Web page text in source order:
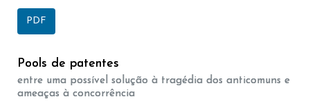
PDF
Pools de patentes
entre uma possível solução à tragédia dos anticomuns e
ameaças à concorrência